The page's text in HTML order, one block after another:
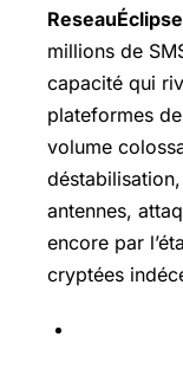
ReseauÉclipse
millions de
capacité qui
plateformes
volume
antennes,
encore par
cryptées